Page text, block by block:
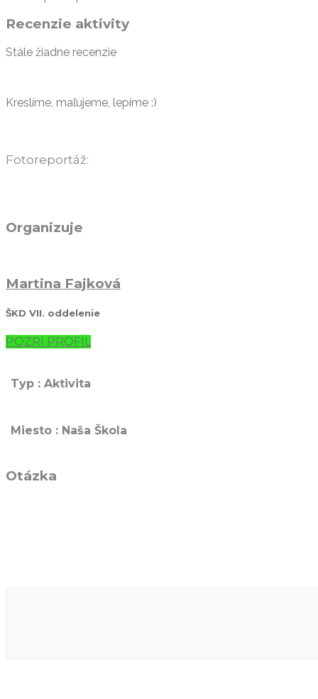
Recenzie aktivity
Stále žiadne recenzie
Kreslíme, maľujeme, lepíme :)
Fotoreportáž:
Organizuje
Martina Fajková
ŠKD VII. oddelenie
POZRI PROFIL
Typ : Aktivita
Miesto : Naša Škola
Otázka